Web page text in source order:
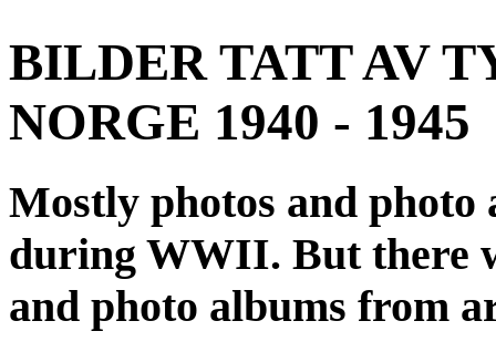
BILDER TATT AV
NORGE 1940 - 1945
Mostly photos and
during WWII. But there
and photo albums from